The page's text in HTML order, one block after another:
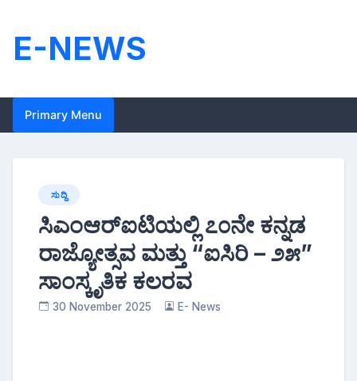
content
E-NEWS
Primary Menu
ಸುದ್ದಿ
ಸಿಎಂಆರ್‌ಐಟಿಯಲ್ಲಿ ೭೦ನೇ ಕನ್ನಡ
ರಾಜ್ಯೋತ್ಸವ ಮತ್ತು “ಐಸಿರಿ – ೨೫”
ಸಾಂಸ್ಕೃತಿಕ ಕಲರವ
30 November 2025 E- News